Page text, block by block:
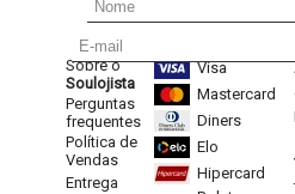
Sobre o
Soulojista
Perguntas
frequentes
Política de
Vendas
Entrega
Visa
Mastercard
Diners
Elo
Hipercard